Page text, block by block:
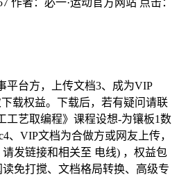
作者： 必一·运动官方网站 点击：
台方，上传文档3、成为VIP
载权益。下载后，若有疑问请联
工艺取编程》课程设想-为镶板1数
、VIP文档为合做方或网友上传，
发链接和相关至 电线) ，权益包
免打搅、文档格局转换、高级专